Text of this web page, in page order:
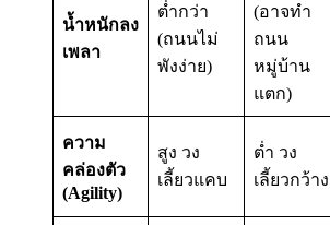
น้ำหนักลง
เพลา
ต่ำกว่า
(ถนนไม่
พังง่าย)
(อาจทำ
ถนน
หมู่บ้าน
แตก)
ความ
คล่องตัว
(Agility)
สูง วง
เลี้ยวแคบ
ต่ำ วง
เลี้ยวกว้าง